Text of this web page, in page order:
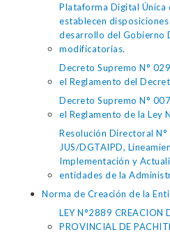
Plataforma Digital Única
establecen
desarrollo del Gobierno
modificatorias.
Decreto Supremo N°
el Reglamento del
Decreto Supremo N°
el Reglamento de la Ley
Resolución Directoral
JUS/DGTAIPD,
Implementación y
entidades de la
Norma de Creación de la
LEY N°2889 CREACION
PROVINCIAL DE